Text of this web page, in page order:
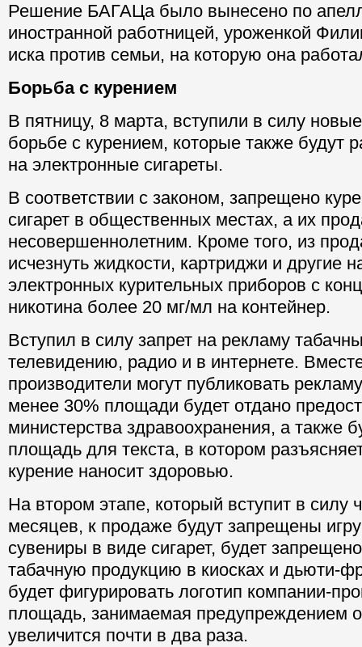
Решение БАГАЦа было вынесено по
иностранной работницей, уроженкой
иска против семьи, на которую она
Борьба с курением
В пятницу, 8 марта, вступили в силу
борьбе с курением, которые также будут
на электронные сигареты.
В соответствии с законом, запрещено
сигарет в общественных местах, а их
несовершеннолетним. Кроме того, из
исчезнуть жидкости, картриджи и другие
электронных курительных приборов с
никотина более 20 мг/мл на контейнер.
Вступил в силу запрет на рекламу
телевидению, радио и в интернете.
производители могут публиковать
менее 30% площади будет отдано
министерства здравоохранения, а также
площадь для текста, в котором
курение наносит здоровью.
На втором этапе, который вступит в силу
месяцев, к продаже будут запрещены
сувениры в виде сигарет, будет
табачную продукцию в киосках и дьюти-
будет фигурировать логотип компании-
площадь, занимаемая предупреждением
увеличится почти в два раза.